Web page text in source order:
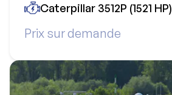
Prix sur demande
Caterpillar 3512P (1521 HP)